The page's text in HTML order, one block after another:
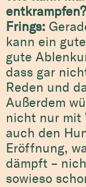
entkrampfen?
Frings:
kann ein
gute
dass gar
Reden und
Außerdem
nicht nur mit
auch den
Eröffnung,
dämpft –
sowieso